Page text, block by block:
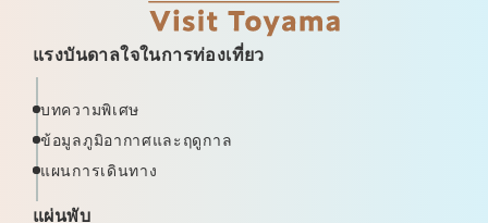
แรงบันดาลใจในการท่องเที่ยว
บทความพิเศษ
ข้อมูลภูมิอากาศและฤดูกาล
แผนการเดินทาง
แผ่นพับ